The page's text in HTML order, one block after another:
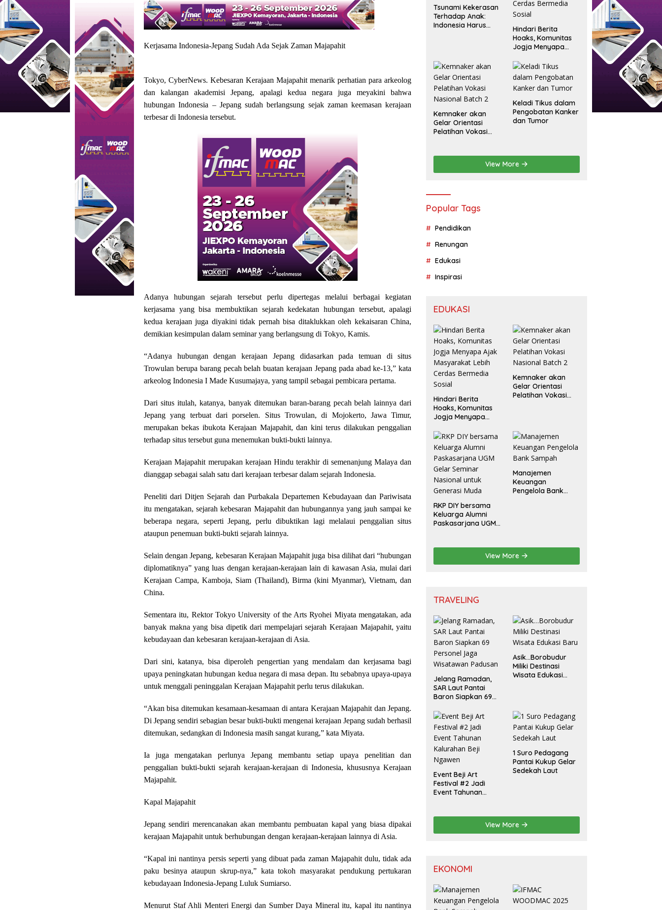
Kerjasama Indonesia-Jepang Sudah Ada Sejak Zaman Majapahit
Tokyo, CyberNews. Kebesaran Kerajaan Majapahit menarik perhatian para arkeolog
dan kalangan akademisi Jepang, apalagi kedua negara juga meyakini bahwa
hubungan Indonesia – Jepang sudah berlangsung sejak zaman keemasan kerajaan
terbesar di Indonesia tersebut.
Adanya hubungan sejarah tersebut perlu dipertegas melalui berbagai kegiatan
kerjasama yang bisa membuktikan sejarah kedekatan hubungan tersebut, apalagi
kedua kerajaan juga diyakini tidak pernah bisa ditaklukkan oleh kekaisaran China,
demikian kesimpulan dalam seminar yang berlangsung di Tokyo, Kamis.
“Adanya hubungan dengan kerajaan Jepang didasarkan pada temuan di situs
Trowulan berupa barang pecah belah buatan kerajaan Jepang pada abad ke-13,” kata
arkeolog Indonesia I Made Kusumajaya, yang tampil sebagai pembicara pertama.
Dari situs itulah, katanya, banyak ditemukan baran-barang pecah belah lainnya dari
Jepang yang terbuat dari porselen. Situs Trowulan, di Mojokerto, Jawa Timur,
merupakan bekas ibukota Kerajaan Majapahit, dan kini terus dilakukan penggalian
terhadap situs tersebut guna menemukan bukti-bukti lainnya.
Kerajaan Majapahit merupakan kerajaan Hindu terakhir di semenanjung Malaya dan
dianggap sebagai salah satu dari kerajaan terbesar dalam sejarah Indonesia.
Peneliti dari Ditjen Sejarah dan Purbakala Departemen Kebudayaan dan Pariwisata
itu mengatakan, sejarah kebesaran Majapahit dan hubungannya yang jauh sampai ke
beberapa negara, seperti Jepang, perlu dibuktikan lagi melalaui penggalian situs
ataupun penemuan bukti-bukti sejarah lainnya.
Selain dengan Jepang, kebesaran Kerajaan Majapahit juga bisa dilihat dari “hubungan
diplomatiknya” yang luas dengan kerajaan-kerajaan lain di kawasan Asia, mulai dari
Kerajaan Campa, Kamboja, Siam (Thailand), Birma (kini Myanmar), Vietnam, dan
China.
Sementara itu, Rektor Tokyo University of the Arts Ryohei Miyata mengatakan, ada
banyak makna yang bisa dipetik dari mempelajari sejarah Kerajaan Majapahit, yaitu
kebudayaan dan kebesaran kerajaan-kerajaan di Asia.
Dari sini, katanya, bisa diperoleh pengertian yang mendalam dan kerjasama bagi
upaya peningkatan hubungan kedua negara di masa depan. Itu sebabnya upaya-upaya
untuk menggali peninggalan Kerajaan Majapahit perlu terus dilakukan.
“Akan bisa ditemukan kesamaan-kesamaan di antara Kerajaan Majapahit dan Jepang.
Di Jepang sendiri sebagian besar bukti-bukti mengenai kerajaan Jepang sudah berhasil
ditemukan, sedangkan di Indonesia masih sangat kurang,” kata Miyata.
Ia juga mengatakan perlunya Jepang membantu setiap upaya penelitian dan
penggalian bukti-bukti sejarah kerajaan-kerajaan di Indonesia, khususnya Kerajaan
Majapahit.
Kapal Majapahit
Jepang sendiri merencanakan akan membantu pembuatan kapal yang biasa dipakai
kerajaan Majapahit untuk berhubungan dengan kerajaan-kerajaan lainnya di Asia.
“Kapal ini nantinya persis seperti yang dibuat pada zaman Majapahit dulu, tidak ada
paku besinya ataupun skrup-nya,” kata tokoh masyarakat pendukung pertukaran
kebudayaan Indonesia-Jepang Luluk Sumiarso.
Menurut Staf Ahli Menteri Energi dan Sumber Daya Mineral itu, kapal itu nantinya
Tsunami Kekerasan
Terhadap Anak:
Indonesia Harus
Hindari Berita
Hoaks, Komunitas
Jogja Menyapa
Lebih Cerdas
Bermedia Sosial
Kemnaker akan
Gelar Orientasi
Pelatihan Vokasi
Keladi Tikus dalam
Pengobatan Kanker
dan Tumor
View More
Popular Tags
Pendidikan
Renungan
Edukasi
Inspirasi
EDUKASI
Hindari Berita
Hoaks, Komunitas
Jogja Menyapa
Lebih Cerdas
Bermedia Sosial
Kemnaker akan
Gelar Orientasi
Pelatihan Vokasi
RKP DIY bersama
Keluarga Alumni
Paskasarjana UGM
Generasi Muda
Manajemen
Keuangan
Pengelola Bank
View More
TRAVELING
Jelang Ramadan,
SAR Laut Pantai
Baron Siapkan 69
Wisatawan Padusan
Asik…Borobudur
Miliki Destinasi
Wisata Edukasi
Event Beji Art
Festival #2 Jadi
Event Tahunan
1 Suro Pedagang
Pantai Kukup Gelar
Sedekah Laut
View More
EKONOMI